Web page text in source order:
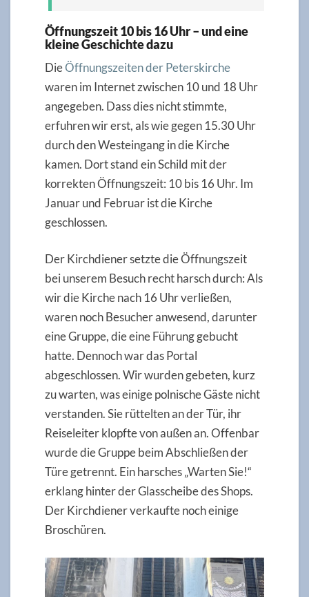
Öffnungszeit 10 bis 16 Uhr – und eine
kleine Geschichte dazu
DieÖffnungszeiten derPeterskirche
waren im Internet zwischen 10 und 18 Uhr
angegeben. Dass dies nicht stimmte,
erfuhren wir erst, als wie gegen 15.30 Uhr
durch den Westeingang in die Kirche
kamen. Dort stand ein Schild mit der
korrekten Öffnungszeit: 10 bis 16 Uhr. Im
Januar und Februar ist die Kirche
geschlossen.
Der Kirchdiener setzte die Öffnungszeit
bei unserem Besuch recht harsch durch: Als
wir die Kirche nach 16 Uhr verließen,
waren noch Besucher anwesend, darunter
eine Gruppe, die eine Führung gebucht
hatte. Dennoch war das Portal
abgeschlossen. Wir wurden gebeten, kurz
zu warten, was einige polnische Gäste nicht
verstanden. Sie rüttelten an der Tür, ihr
Reiseleiter klopfte von außen an. Offenbar
wurde die Gruppe beim Abschließen der
Türe getrennt. Ein harsches „Warten Sie!“
erklang hinter der Glasscheibe des Shops.
Der Kirchdiener verkaufte noch einige
Broschüren.